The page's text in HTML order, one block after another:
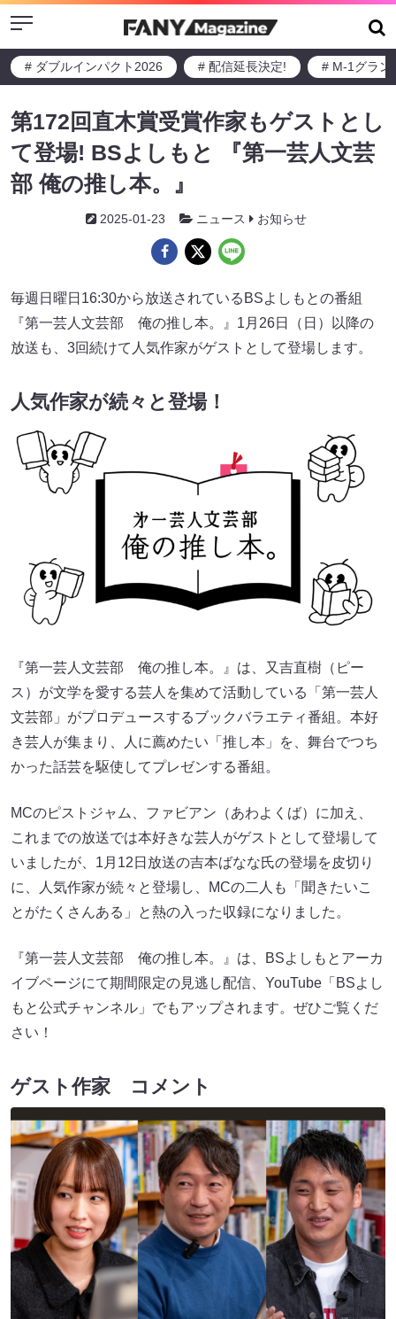
Menu
# ダブルインパクト2026 # 配信延長決定! # M-1グラン
第172回直木賞受賞作家もゲストとし
て登場! BSよしもと 『第一芸人文芸
部 俺の推し本。』
2025-01-23 ニュース お知らせ
毎週日曜日16:30から放送されているBSよしもとの番組
『第一芸人文芸部 俺の推し本。』1月26日（日）以降の
放送も、3回続けて人気作家がゲストとして登場します。
人気作家が続々と登場！
『第一芸人文芸部 俺の推し本。』は、又吉直樹（ピー
ス）が文学を愛する芸人を集めて活動している「第一芸人
文芸部」がプロデュースするブックバラエティ番組。本好
き芸人が集まり、人に薦めたい「推し本」を、舞台でつち
かった話芸を駆使してプレゼンする番組。
MCのピストジャム、ファビアン（あわよくば）に加え、
これまでの放送では本好きな芸人がゲストとして登場して
いましたが、1月12日放送の吉本ばなな氏の登場を皮切り
に、人気作家が続々と登場し、MCの二人も「聞きたいこ
とがたくさんある」と熱の入った収録になりました。
『第一芸人文芸部 俺の推し本。』は、BSよしもとアーカ
イブページにて期間限定の見逃し配信、YouTube「BSよし
もと公式チャンネル」でもアップされます。ぜひご覧くだ
さい！
ゲスト作家 コメント